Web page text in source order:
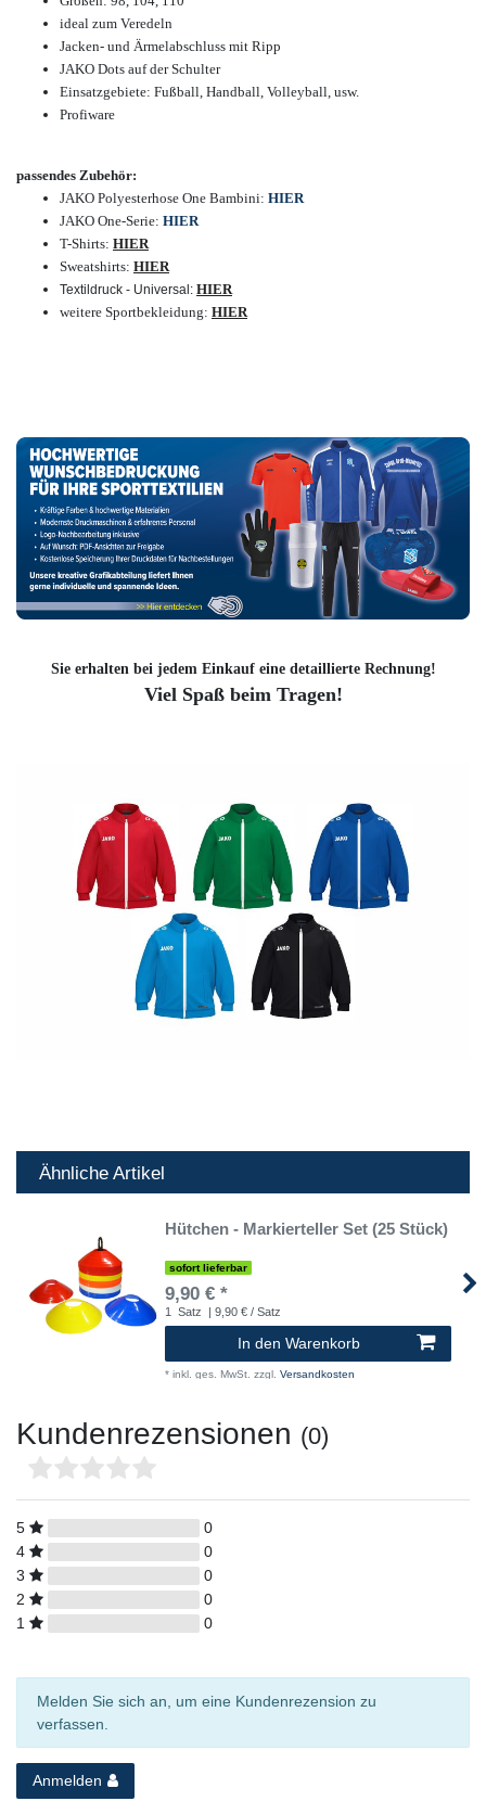
ideal zum Veredeln
Jacken- und Ärmelabschluss mit Ripp
JAKO Dots auf der Schulter
Einsatzgebiete: Fußball, Handball, Volleyball, usw.
Profiware
passendes Zubehör:
JAKO Polyesterhose One Bambini: HIER
JAKO One-Serie: HIER
T-Shirts: HIER
Sweatshirts: HIER
Textildruck - Universal: HIER
weitere Sportbekleidung: HIER
Sie erhalten bei jedem Einkauf eine detaillierte Rechnung!
Viel Spaß beim Tragen!
Ähnliche Artikel
Hütchen - Markierteller Set (25 Stück)
sofort lieferbar
9,90 € *
1 Satz | 9,90 € / Satz
In den Warenkorb
* inkl. ges. MwSt. zzgl. Versandkosten
Kundenrezensionen (0)
5
0
4
0
3
0
2
0
1
0
Melden Sie sich an, um eine Kundenrezension zu
verfassen.
Anmelden